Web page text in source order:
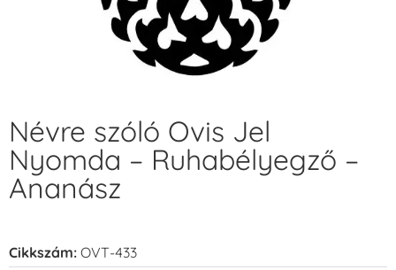
Névre szóló Ovis Jel
Nyomda – Ruhabélyegző –
Ananász
Cikkszám: OVT-433